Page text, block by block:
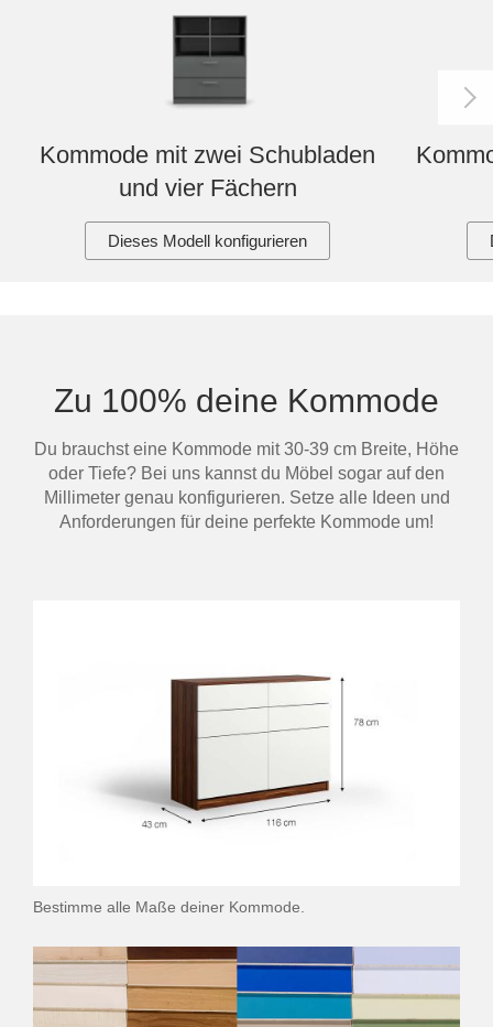
Kommode mit zwei Schubladen
und vier Fächern
Dieses Modell konfigurieren
Zu 100% deine Kommode
Du brauchst eine Kommode mit 30-39 cm Breite, Höhe
oder Tiefe? Bei uns kannst du Möbel sogar auf den
Millimeter genau konfigurieren. Setze alle Ideen und
Anforderungen für deine perfekte Kommode um!
Bestimme alle Maße deiner Kommode.